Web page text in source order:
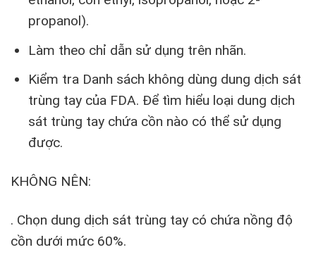
propanol).
Làm theo chỉ dẫn sử dụng trên nhãn.
Kiểm tra Danh sách không dùng dung dịch sát
trùng tay của FDA. Để tìm hiểu loại dung dịch
sát trùng tay chứa cồn nào có thể sử dụng
được.
KHÔNG NÊN:
. Chọn dung dịch sát trùng tay có chứa nồng độ
cồn dưới mức 60%.